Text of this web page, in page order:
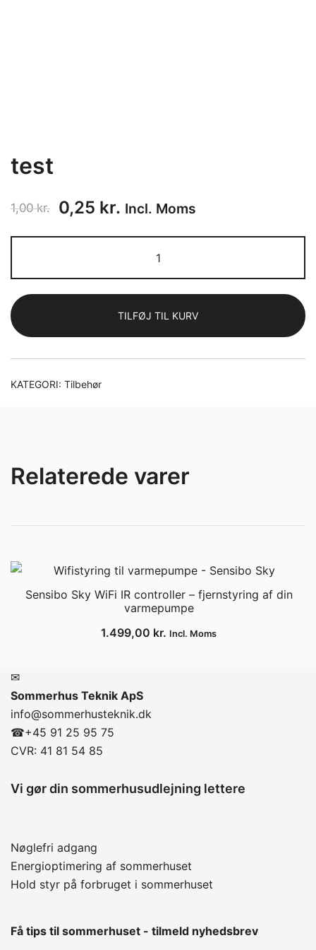
test
1,00kr.
Den
oprindelige
var:
1,00 kr..
0,25 kr. Den
aktuelle
er:
0,25 kr..
Incl. Moms
antal
TILFØJ TIL KURV
KATEGORI: Tilbehør
Relaterede varer
Sensibo Sky WiFi IR controller – fjernstyring af din
varmepumpe
1.499,00 kr. Incl. Moms
✉
Sommerhus Teknik ApS
info@sommerhusteknik.dk
☎+45 91 25 95 75
CVR: 41 81 54 85
Vi gør din sommerhusudlejning lettere
Nøglefri adgang
Energioptimering af sommerhuset
Hold styr på forbruget i sommerhuset
Få tips til sommerhuset - tilmeld nyhedsbrev